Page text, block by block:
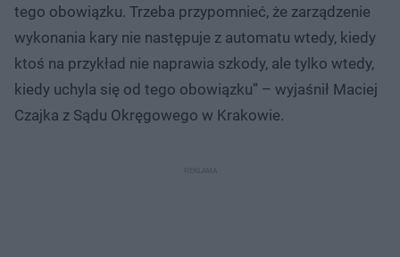
tego obowiązku. Trzeba przypomnieć, że zarządzenie
wykonania kary nie następuje z automatu wtedy, kiedy
ktoś na przykład nie naprawia szkody, ale tylko wtedy,
kiedy uchyla się od tego obowiązku” – wyjaśnił Maciej
Czajka z Sądu Okręgowego w Krakowie.